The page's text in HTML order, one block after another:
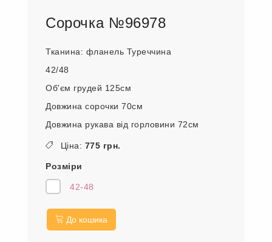
Сорочка №96978
Тканина: фланель Туреччина
42/48
Об'єм грудей 125см
Довжина сорочки 70см
Довжина рукава від горловини 72см
Ціна: 775 грн.
Розміри
42-48
До кошика